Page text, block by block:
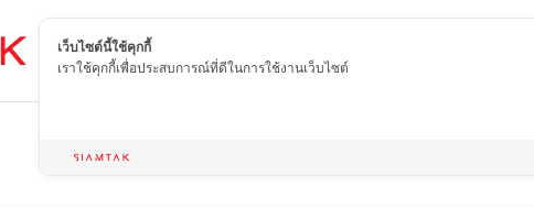
TH
เว็บไซต์นี้ใช้คุกกี้
เราใช้คุกกี้เพื่อประสบการณ์ที่ดีในการใช้งานเว็บไซต์